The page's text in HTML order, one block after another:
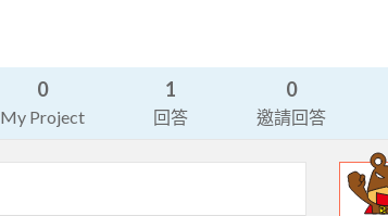
0
My Project
1
回答
0
邀請回答